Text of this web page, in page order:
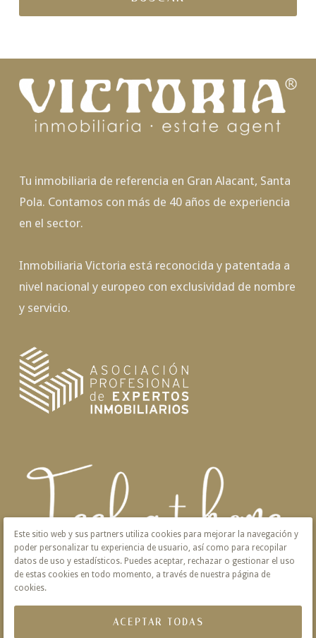
Tu inmobiliaria de referencia en Gran Alacant, Santa
Pola. Contamos con más de 40 años de experiencia
en el sector.
Inmobiliaria Victoria está reconocida y patentada a
nivel nacional y europeo con exclusividad de nombre
y servicio.
Privacidad Política de Cookies
Este sitio web y sus partners utiliza cookies para mejorar la navegación y
poder personalizar tu experiencia de usuario, así como para recopilar
datos de uso y estadísticos. Puedes aceptar, rechazar o gestionar el uso
de estas cookies en todo momento, a través de nuestra página de
cookies.
ACEPTAR TODAS